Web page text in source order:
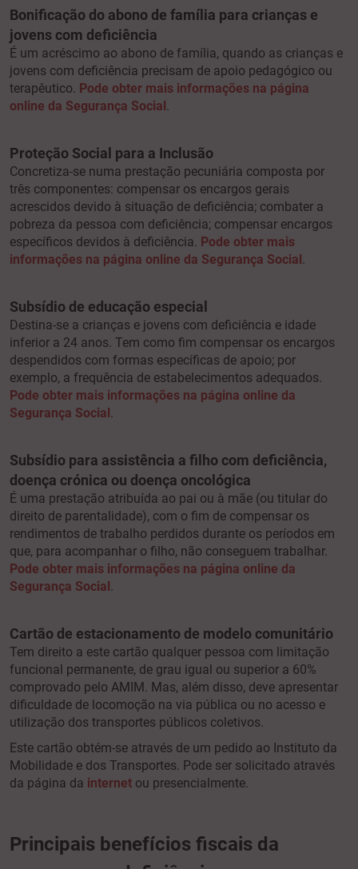
Bonificação do abono de família para crianças e
jovens com deficiência
É um acréscimo ao abono de família, quando as crianças e
jovens com deficiência precisam de apoio pedagógico ou
terapêutico. Pode obter mais informações na página
online da Segurança Social .
Proteção Social para a Inclusão
Concretiza-se numa prestação pecuniária composta por
três componentes: compensar os encargos gerais
acrescidos devido à situação de deficiência; combater a
pobreza da pessoa com deficiência; compensar encargos
específicos devidos à deficiência. Pode obter mais
informações na página online da Segurança Social .
Subsídio de educação especial
Destina-se a crianças e jovens com deficiência e idade
inferior a 24 anos. Tem como fim compensar os encargos
despendidos com formas específicas de apoio; por
exemplo, a frequência de estabelecimentos adequados.
Pode obter mais informações na página online da
Segurança Social .
Subsídio para assistência a filho com deficiência,
doença crónica ou doença oncológica
É uma prestação atribuída ao pai ou à mãe (ou titular do
direito de parentalidade), com o fim de compensar os
rendimentos de trabalho perdidos durante os períodos em
que, para acompanhar o filho, não conseguem trabalhar.
Pode obter mais informações na página online da
Segurança Social .
Cartão de estacionamento de modelo comunitário
Tem direito a este cartão qualquer pessoa com limitação
funcional permanente, de grau igual ou superior a 60%
comprovado pelo AMIM. Mas, além disso, deve apresentar
dificuldade de locomoção na via pública ou no acesso e
utilização dos transportes públicos coletivos.
Este cartão obtém-se através de um pedido ao Instituto da
Mobilidade e dos Transportes. Pode ser solicitado através
da página da internet ou presencialmente.
Principais benefícios fiscais da